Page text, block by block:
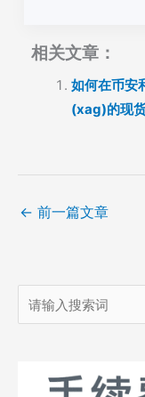
相关文章：
如何在币安
(xag)的现
← 前一篇文章
搜
索